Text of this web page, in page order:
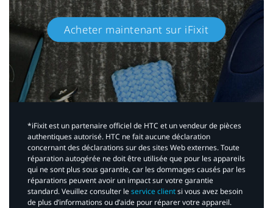
Acheter maintenant sur iFixit​
*iFixit est un partenaire officiel de HTC et un vendeur de pièces
authentiques autorisé. HTC ne fait aucune déclaration
concernant des déclarations sur des sites Web externes. Toute
réparation autogérée ne doit être utilisée que pour les appareils
qui ne sont plus sous garantie, car les dommages causés par les
réparations peuvent avoir un impact sur votre garantie
standard. Veuillez consulter leservice clientsi vous avez besoin
de plus d’informations ou d’aide pour réparer votre appareil.​